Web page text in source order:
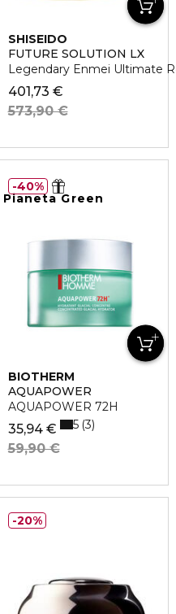
SHISEIDO
FUTURE SOLUTION LX
Legendary Enmei Ultimate
401,73 €
573,90 €
PURE
Pianeta Green
BIOTHERM
AQUAPOWER
AQUAPOWER 72H
35,94 €
59,90 €
5 3
40%
20%